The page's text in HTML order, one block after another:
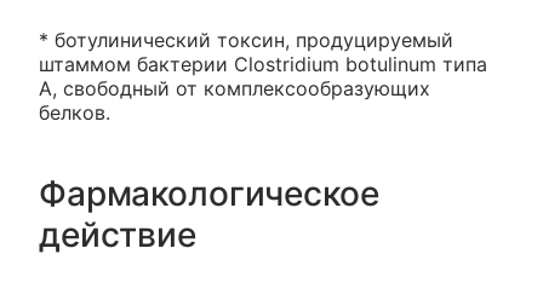
* ботулинический токсин, продуцируемый
штаммом бактерии Clostridium botulinum типа
A, свободный от комплексообразующих
белков.
Фармакологическое
действие